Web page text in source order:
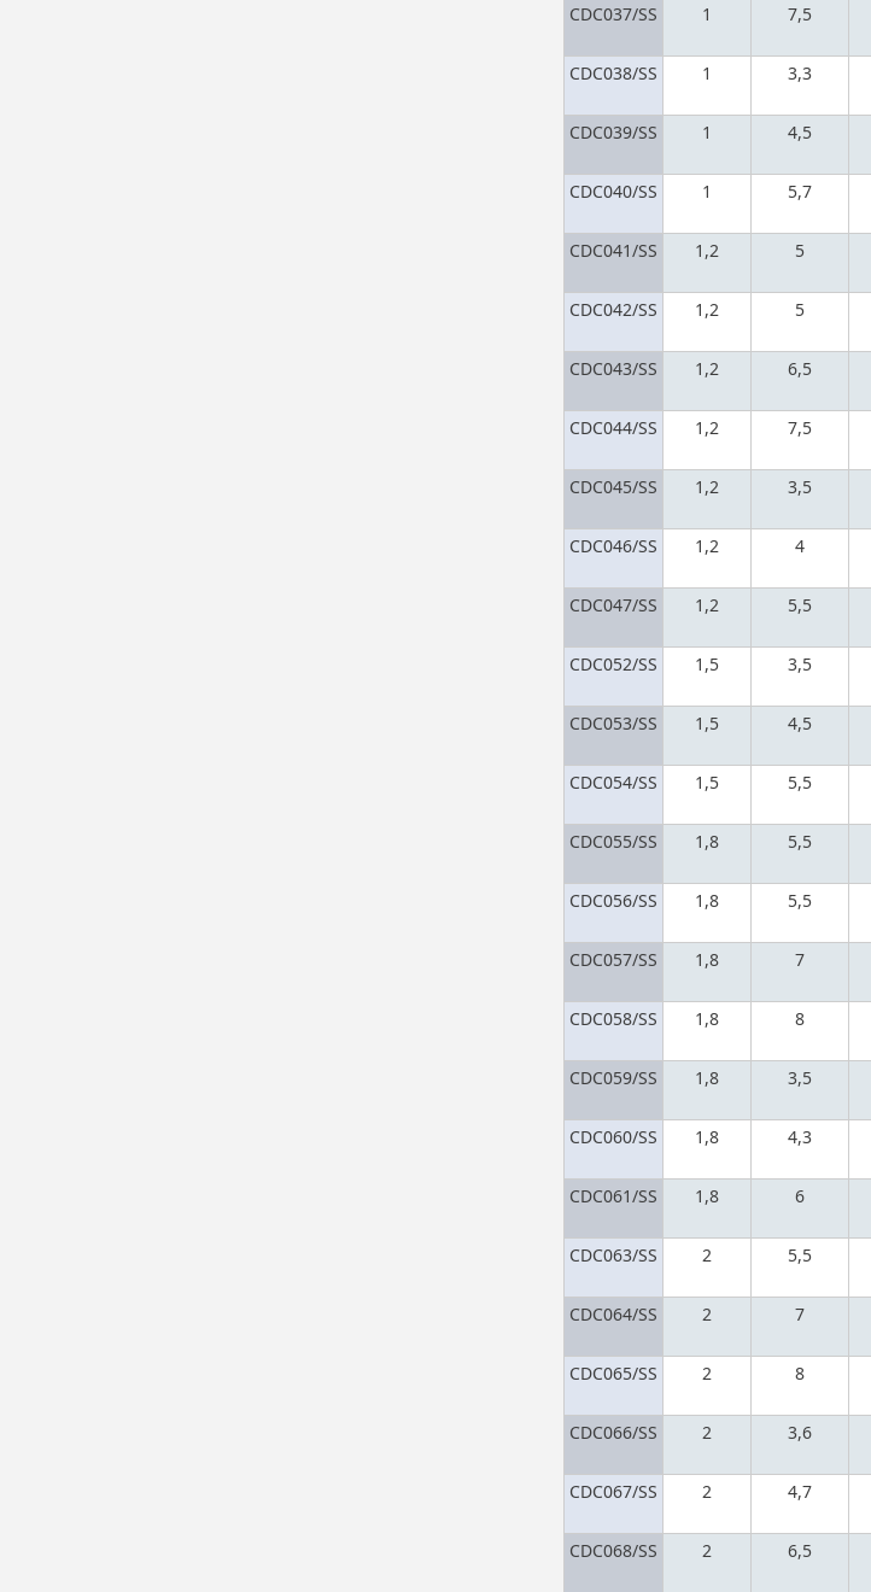
CDC037/SS
1 7,5
CDC038/SS
1 3,3
CDC039/SS
1 4,5
CDC040/SS
1 5,7
CDC041/SS
1,2 5
CDC042/SS
1,2 5
CDC043/SS
1,2 6,5
CDC044/SS
1,2 7,5
CDC045/SS
1,2 3,5
CDC046/SS
1,2 4
CDC047/SS
1,2 5,5
CDC052/SS
1,5 3,5
CDC053/SS
1,5 4,5
CDC054/SS
1,5 5,5
CDC055/SS
1,8 5,5
CDC056/SS
1,8 5,5
CDC057/SS
1,8 7
CDC058/SS
1,8 8
CDC059/SS
1,8 3,5
CDC060/SS
1,8 4,3
CDC061/SS
1,8 6
CDC063/SS
2 5,5
CDC064/SS
2 7
CDC065/SS
2 8
CDC066/SS
2 3,6
CDC067/SS
2 4,7
CDC068/SS
2 6,5